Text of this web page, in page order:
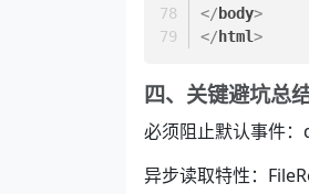
</ body>
</ html>
四、关键避坑总
必须阻止默认事件
异步读取特性：